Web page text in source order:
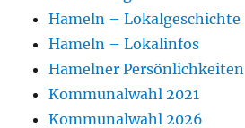
Hameln – Lokalgeschichte
Hameln – Lokalinfos
Hamelner Persönlichkeiten
Kommunalwahl 2021
Kommunalwahl 2026